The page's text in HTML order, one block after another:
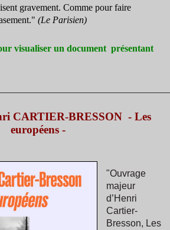
gravement. Comme pour faire
(Le Parisien)
visualiser un document présentant
CARTIER-BRESSON - Les
européens -
"Ouvrage
majeur
d’Henri
Cartier-
Bresson, Les